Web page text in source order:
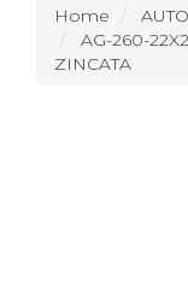
Home
AG-260-
ZINCATA